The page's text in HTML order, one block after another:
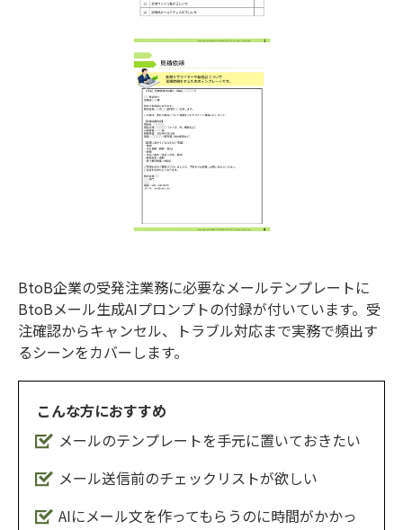
BtoB企業の受発注業務に必要なメールテンプレートに
BtoBメール生成AIプロンプトの付録が付いています。受
注確認からキャンセル、トラブル対応まで実務で頻出す
るシーンをカバーします。
こんな方におすすめ
メールのテンプレートを手元に置いておきたい
メール送信前のチェックリストが欲しい
AIにメール文を作ってもらうのに時間がかかっ